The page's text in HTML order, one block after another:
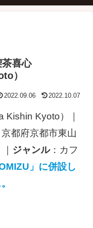
喜心
）
2022.09.06 2022.10.07
Kishin Kyoto）｜
京都府京都市東山
ジャンル：カフ
」に併設し